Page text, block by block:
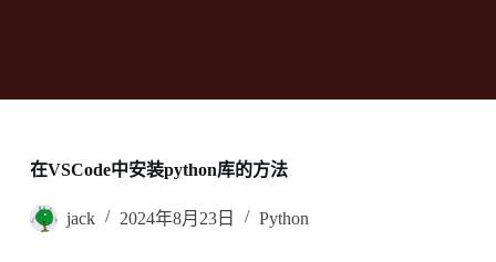
在VSCode中安装python库的方法
jack 2024年8月23日 Python